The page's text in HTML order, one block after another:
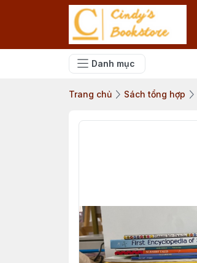
Danh mục
Trang chủ Sách tổng hợp